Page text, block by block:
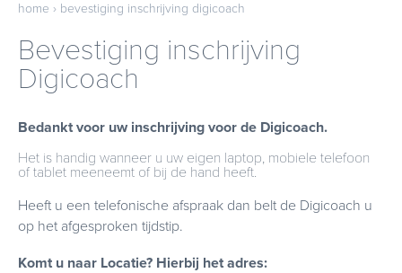
home › bevestiging inschrijving digicoach
Bevestiging inschrijving
Digicoach
Bedankt voor uw inschrijving voor de Digicoach.
Het is handig wanneer u uw eigen laptop, mobiele telefoon
of tablet meeneemt of bij de hand heeft.
Heeft u een telefonische afspraak dan belt de Digicoach u
op het afgesproken tijdstip.
Komt u naar Locatie? Hierbij het adres: